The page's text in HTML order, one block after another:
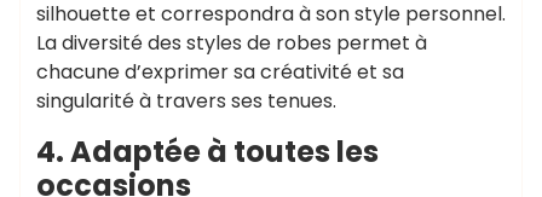
silhouette et correspondra à son style personnel.
La diversité des styles de robes permet à
chacune d’exprimer sa créativité et sa
singularité à travers ses tenues.
4. Adaptée à toutes les
occasions